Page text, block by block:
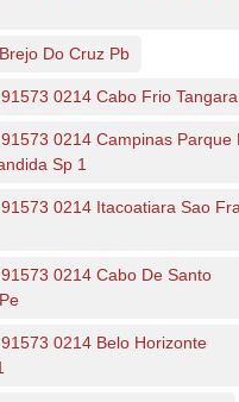
Do Cruz Pb
0214 Cabo Frio
0214 Campinas Parque
Sp 1
0214 Itacoatiara Sao
0214 Cabo De Santo
0214 Belo Horizonte